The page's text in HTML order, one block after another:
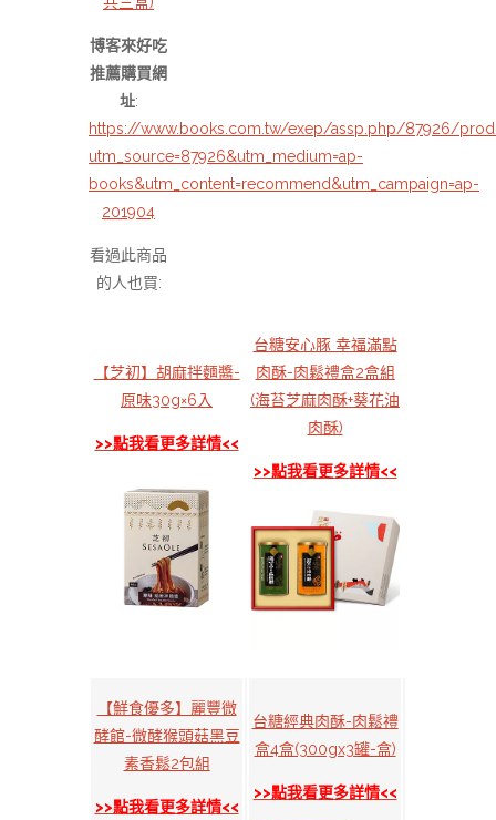
博客來好吃
推薦購買網
址:
https://www.books.com.tw/exep/assp.php/87926/
utm_source=87926&utm_medium=ap-
books&utm_content=recommend&utm_campaign=ap-
201904
看過此商品
的人也買:
【芝初】胡麻拌麵醬-
原味30g×6入
>>點我看更多詳情<<
台糖安心豚 幸福滿點
肉酥-肉鬆禮盒2盒組
(海苔芝麻肉酥+葵花油
肉酥)
>>點我看更多詳情<<
【鮮食優多】麗豐微
酵館-微酵猴頭菇黑豆
素香鬆2包組
>>點我看更多詳情<<
台糖經典肉酥-肉鬆禮
盒4盒(300gx3罐-盒)
>>點我看更多詳情<<